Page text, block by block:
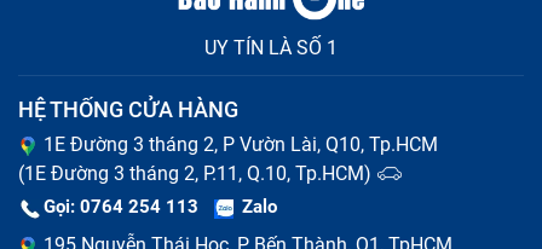
Âm thanh cuộc gọi bị rè
UY TÍN LÀ SỐ 1
HỆ THỐNG CỬA HÀNG
1E Đường 3 tháng 2, P Vườn Lài, Q10, Tp.HCM
(1E Đường 3 tháng 2, P.11, Q.10, Tp.HCM)
Gọi: 0764 254 113 Zalo